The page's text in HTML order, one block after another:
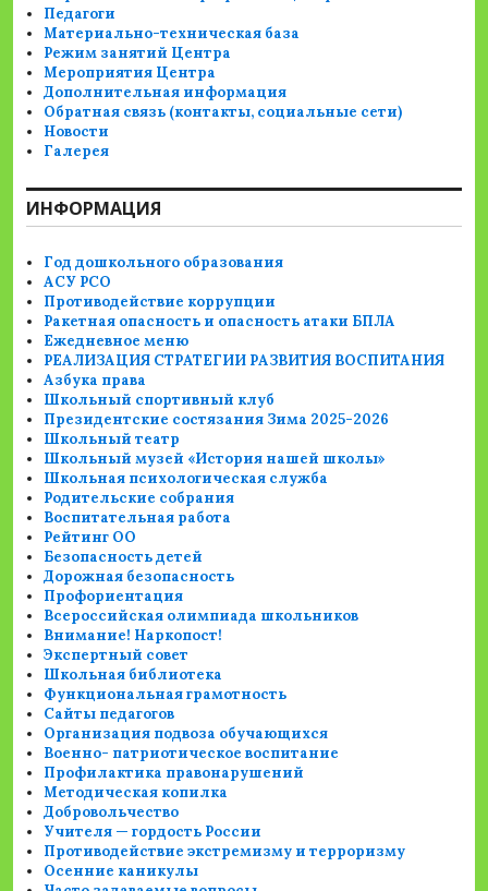
Педагоги
Материально-техническая база
Режим занятий Центра
Мероприятия Центра
Дополнительная информация
Обратная связь (контакты, социальные сети)
Новости
Галерея
ИНФОРМАЦИЯ
Год дошкольного образования
АСУ РСО
Противодействие коррупции
Ракетная опасность и опасность атаки БПЛА
Ежедневное меню
РЕАЛИЗАЦИЯ СТРАТЕГИИ РАЗВИТИЯ ВОСПИТАНИЯ
Азбука права
Школьный спортивный клуб
Президентские состязания Зима 2025-2026
Школьный театр
Школьный музей «История нашей школы»
Школьная психологическая служба
Родительские собрания
Воспитательная работа
Рейтинг ОО
Безопасность детей
Дорожная безопасность
Профориентация
Всероссийская олимпиада школьников
Внимание! Наркопост!
Экспертный совет
Школьная библиотека
Функциональная грамотность
Сайты педагогов
Организация подвоза обучающихся
Военно- патриотическое воспитание
Профилактика правонарушений
Методическая копилка
Добровольчество
Учителя — гордость России
Противодействие экстремизму и терроризму
Осенние каникулы